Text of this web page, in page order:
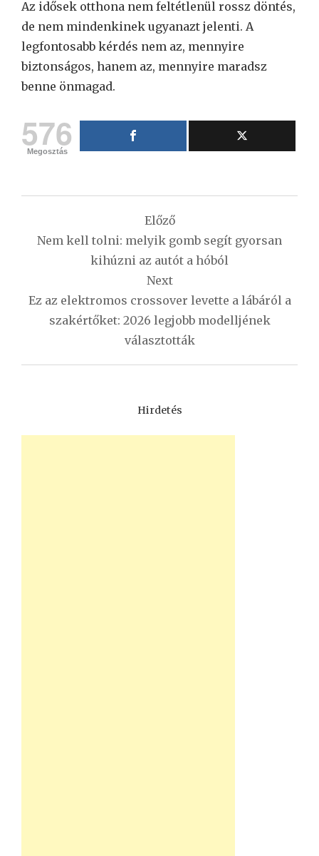
Az idősek otthona nem feltétlenül rossz döntés,
de nem mindenkinek ugyanazt jelenti. A
legfontosabb kérdés nem az, mennyire
biztonságos, hanem az, mennyire maradsz
benne önmagad.
576
Megosztás
navigáció
Előző
Nem kell tolni: melyik gomb segít gyorsan
kihúzni az autót a hóból
Next
Ez az elektromos crossover levette a lábáról a
szakértőket: 2026 legjobb modelljének
választották
Hirdetés